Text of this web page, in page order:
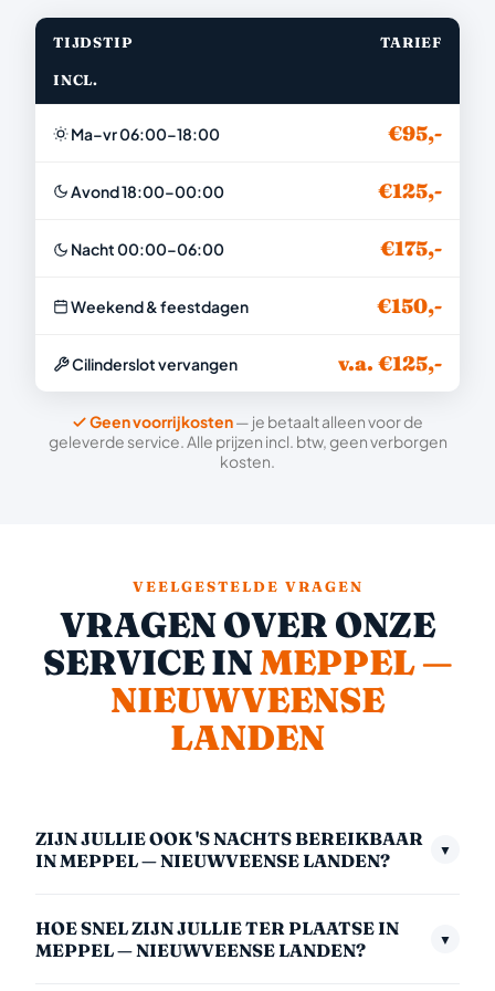
TIJDSTIP TARIEF
INCL.
Ma–vr 06:00–18:00 €95,-
Avond 18:00–00:00 €125,-
Nacht 00:00–06:00 €175,-
Weekend & feestdagen €150,-
Cilinderslot vervangen v.a. €125,-
Geen voorrijkosten— je betaalt alleen voor de
geleverde service. Alle prijzen incl. btw, geen verborgen
kosten.
VEELGESTELDE VRAGEN
VRAGEN OVER ONZE
SERVICE INMEPPEL —
NIEUWVEENSE
LANDEN
ZIJN JULLIE OOK 'S NACHTS BEREIKBAAR
IN MEPPEL — NIEUWVEENSE LANDEN?
▼
in het weekend en op feestdagen. Het nachttarief
HOE SNEL ZIJN JULLIE TER PLAATSE IN
MEPPEL — NIEUWVEENSE LANDEN?
▼